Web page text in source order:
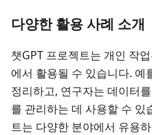
다양한 활용 사례 소개
챗GPT 프로젝트는 개인 작
에서 활용될 수 있습니다. 예
정리하고, 연구자는 데이터
를 관리하는 데 사용할 수 있
트는 다양한 분야에서 유용